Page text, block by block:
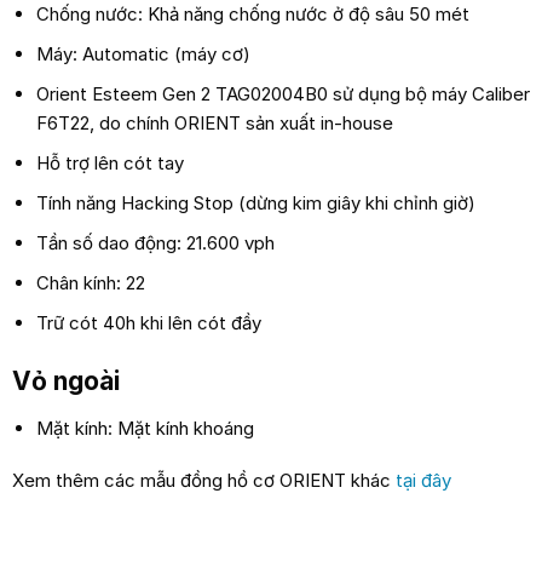
Chống nước: Khả năng chống nước ở độ sâu 50 mét
Máy: Automatic (máy cơ)
Orient Esteem Gen 2 TAG02004B0 sử dụng bộ máy Caliber
F6T22, do chính ORIENT sản xuất in-house
Hỗ trợ lên cót tay
Tính năng Hacking Stop (dừng kim giây khi chỉnh giờ)
Tần số dao động: 21.600 vph
Chân kính: 22
Trữ cót 40h khi lên cót đầy
Vỏ ngoài
Mặt kính: Mặt kính khoáng
Xem thêm các mẫu đồng hồ cơ ORIENT khác tại đây